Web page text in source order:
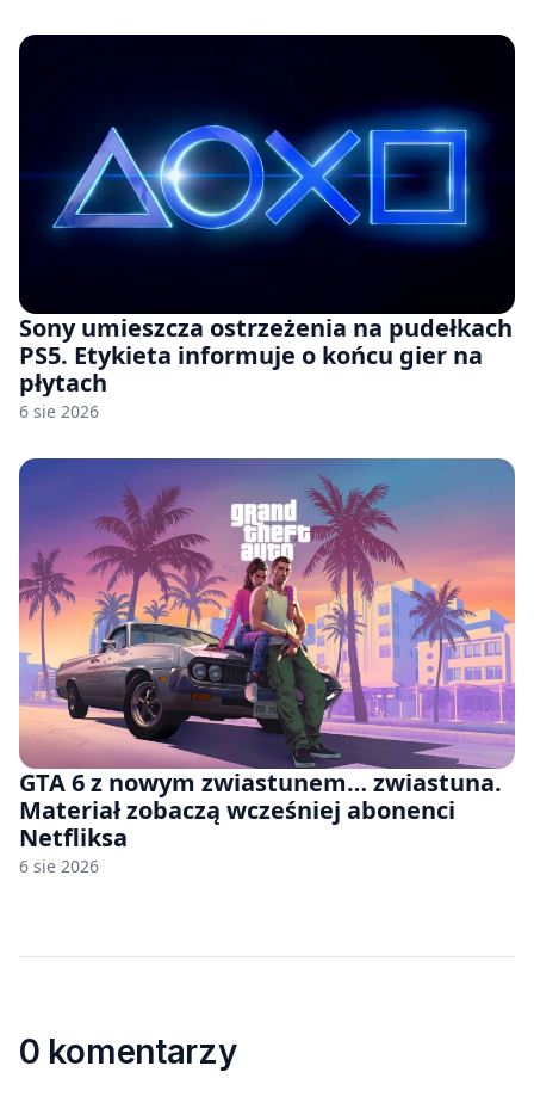
Sony umieszcza ostrzeżenia na pudełkach
PS5. Etykieta informuje o końcu gier na
płytach
6 sie 2026
GTA 6 z nowym zwiastunem… zwiastuna.
Materiał zobaczą wcześniej abonenci
Netfliksa
6 sie 2026
0 komentarzy